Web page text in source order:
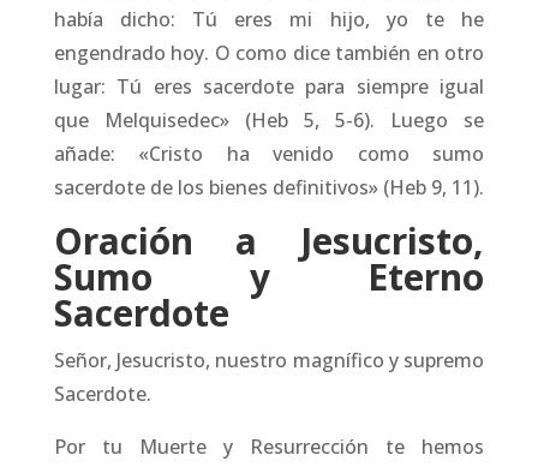
había dicho: Tú eres mi hijo, yo te he
engendrado hoy. O como dice también en otro
lugar: Tú eres sacerdote para siempre igual
que Melquisedec» (Heb 5, 5-6). Luego se
añade: «Cristo ha venido como sumo
sacerdote de los bienes definitivos» (Heb 9, 11).
Oración a Jesucristo,
Sumo y Eterno
Sacerdote
Señor, Jesucristo, nuestro magnífico y supremo
Sacerdote.
Por tu Muerte y Resurrección te hemos